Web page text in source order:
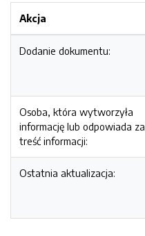
Akcja
Dodanie dokumentu:
Osoba, która wytworzyła
informację lub odpowiada za
treść informacji:
Ostatnia aktualizacja: